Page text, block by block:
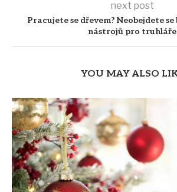
next post
Pracujete se dřevem? Neobejdete se
nástrojů pro truhláře
YOU MAY ALSO